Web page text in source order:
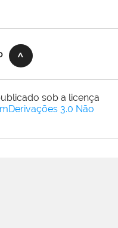
sob a licença
3.0 Não